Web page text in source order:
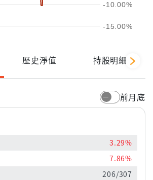
-15.00%
-10.00%
歷史淨值 持股明細
前月底
3.29%
7.86%
206/307